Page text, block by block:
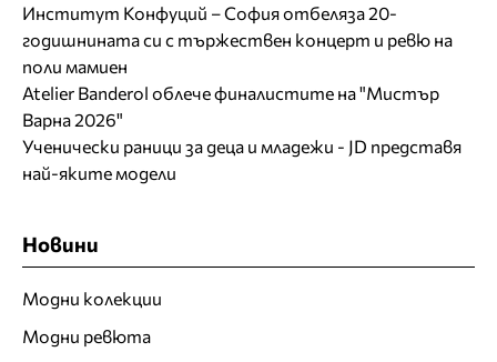
Институт Конфуций – София отбеляза 20-
годишнината си с тържествен концерт и ревю на
поли мамиен
Atelier Banderol облече финалистите на "Мистър
Варна 2026"
Ученически раници за деца и младежи - JD представя
най-яките модели
Новини
Модни колекции
Модни ревюта